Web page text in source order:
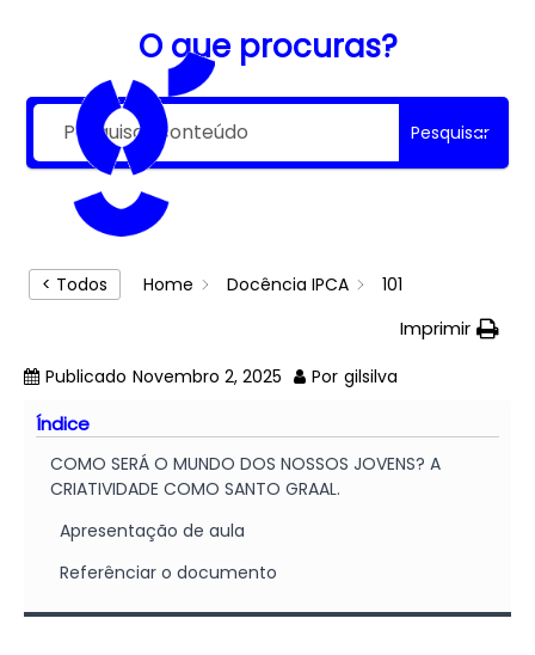
O que procuras?
Pesquisar
< Todos Home Docência IPCA 101
Imprimir
Publicado Novembro 2, 2025 Por gilsilva
Índice
COMO SERÁ O MUNDO DOS NOSSOS JOVENS? A
CRIATIVIDADE COMO SANTO GRAAL.
Apresentação de aula
Referênciar o documento